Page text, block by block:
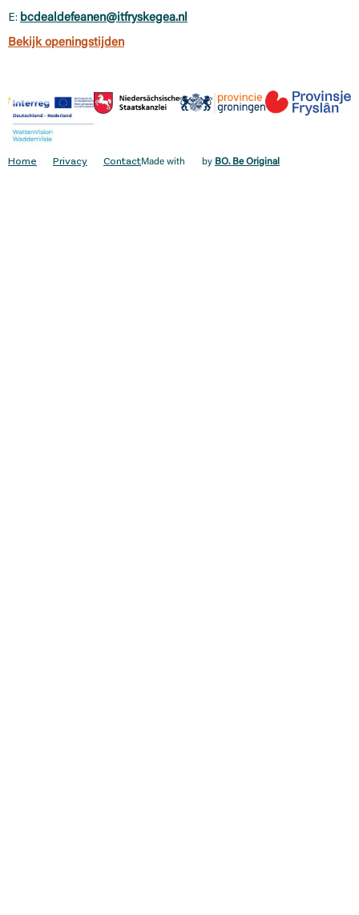
E: bcdealdefeanen@itfryskegea.nl
Bekijk openingstijden
Home Privacy ContactMade with by BO. Be Original